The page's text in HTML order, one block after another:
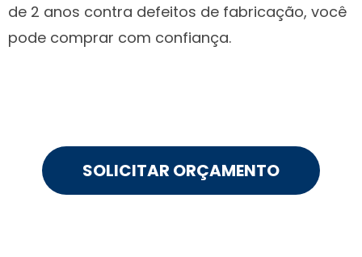
de 2 anos contra defeitos de fabricação, você
pode comprar com confiança.
SOLICITAR ORÇAMENTO